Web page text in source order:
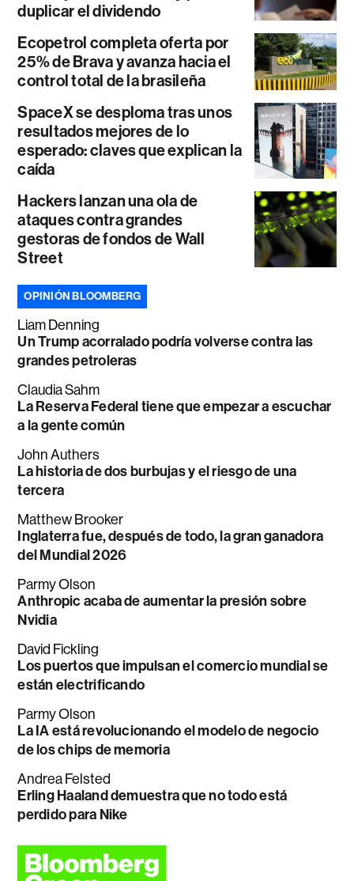
duplicar el dividendo
Ecopetrol completa oferta por
25% de Brava y avanza hacia el
control total de la brasileña
SpaceX se desploma tras unos
resultados mejores de lo
esperado: claves que explican la
caída
Hackers lanzan una ola de
ataques contra grandes
gestoras de fondos de Wall
Street
OPINIÓN BLOOMBERG
Liam Denning
Un Trump acorralado podría volverse contra las
grandes petroleras
Claudia Sahm
La Reserva Federal tiene que empezar a escuchar
a la gente común
John Authers
La historia de dos burbujas y el riesgo de una
tercera
Matthew Brooker
Inglaterra fue, después de todo, la gran ganadora
del Mundial 2026
Parmy Olson
Anthropic acaba de aumentar la presión sobre
Nvidia
David Fickling
Los puertos que impulsan el comercio mundial se
están electrificando
Parmy Olson
La IA está revolucionando el modelo de negocio
de los chips de memoria
Andrea Felsted
Erling Haaland demuestra que no todo está
perdido para Nike